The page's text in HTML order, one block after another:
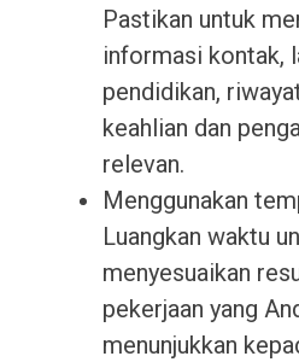
Pastikan untuk
informasi kontak,
pendidikan,
keahlian dan
relevan.
Menggunakan
Luangkan waktu
menyesuaikan
pekerjaan yang
menunjukkan